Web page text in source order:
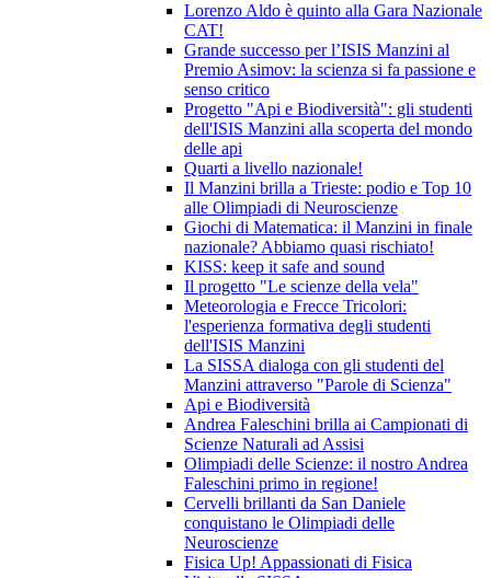
Lorenzo Aldo è quinto alla Gara Nazionale
CAT!
Grande successo per l’ISIS Manzini al
Premio Asimov: la scienza si fa passione e
senso critico
Progetto "Api e Biodiversità": gli studenti
dell'ISIS Manzini alla scoperta del mondo
delle api
Quarti a livello nazionale!
Il Manzini brilla a Trieste: podio e Top 10
alle Olimpiadi di Neuroscienze
Giochi di Matematica: il Manzini in finale
nazionale? Abbiamo quasi rischiato!
KISS: keep it safe and sound
Il progetto "Le scienze della vela"
Meteorologia e Frecce Tricolori:
l'esperienza formativa degli studenti
dell'ISIS Manzini
La SISSA dialoga con gli studenti del
Manzini attraverso "Parole di Scienza"
Api e Biodiversità
Andrea Faleschini brilla ai Campionati di
Scienze Naturali ad Assisi
Olimpiadi delle Scienze: il nostro Andrea
Faleschini primo in regione!
Cervelli brillanti da San Daniele
conquistano le Olimpiadi delle
Neuroscienze
Fisica Up! Appassionati di Fisica